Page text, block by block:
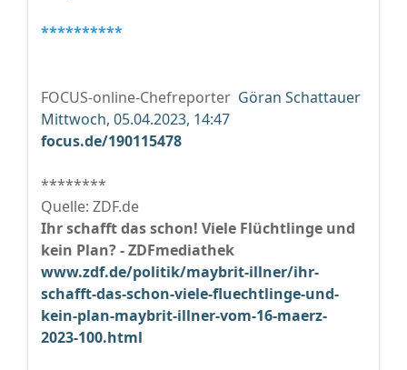
**********
FOCUS-online-Chefreporter Göran Schattauer
Mittwoch, 05.04.2023, 14:47
focus.de/190115478
********
Quelle: ZDF.de
Ihr schafft das schon! Viele Flüchtlinge und
kein Plan? - ZDFmediathek
www.zdf.de/politik/maybrit-illner/ihr-
schafft-das-schon-viele-fluechtlinge-und-
kein-plan-maybrit-illner-vom-16-maerz-
2023-100.html